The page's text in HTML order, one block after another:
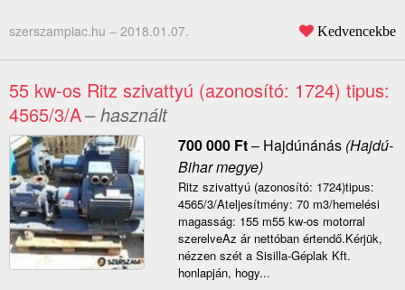
szerszampiac.hu – 2018.01.07. Kedvencekbe
55 kw-os Ritz szivattyú (azonosító: 1724) tipus:
4565/3/A– használt
700 000 Ft– Hajdúnánás(Hajdú-
Bihar megye)
Ritz szivattyú (azonosító: 1724)tipus:
4565/3/Ateljesítmény: 70 m3/hemelési
magasság: 155 m55 kw-os motorral
szerelveAz ár nettóban értendő.Kérjük,
nézzen szét a Sisilla-Géplak Kft.
honlapján, hogy...